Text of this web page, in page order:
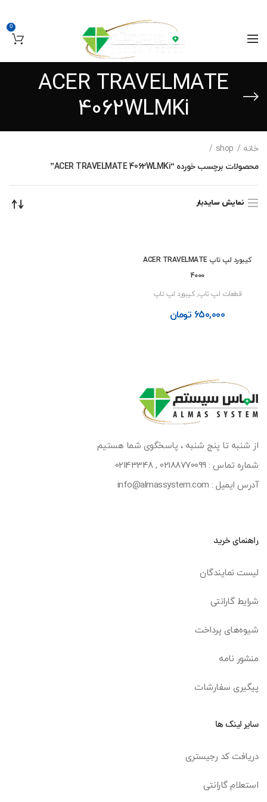
0
ACER TRAVELMATE
4062WLMKi
خانه
shop
محصولات برچسب خورده “ACER TRAVELMATE 4062WLMKi”
نمایش سایدبار
کیبورد لپ تاپ ACER TRAVELMATE
4000
قطعات لپ تاپ,کیبورد لپ تاپ
650,000 تومان
از شنبه تا پنج شنبه ، پاسخگوی شما هستیم
شماره تماس :02188770099
,
02143348
آدرس ایمیل : info@almassystem.com
راهنمای خرید
لیست نمایندگان
شرایط گارانتی
شیوه‌های پرداخت
منشور نامه
پیگیری سفارشات
سایر لینک ها
دریافت کد رجیستری
استعلام گارانتی